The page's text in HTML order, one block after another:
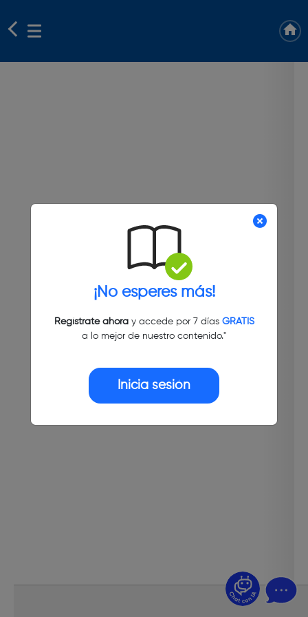
¡No esperes más!
Regístrate ahoray accede por 7 días GRATIS
a lo mejor de nuestro contenido."
Inicia sesión